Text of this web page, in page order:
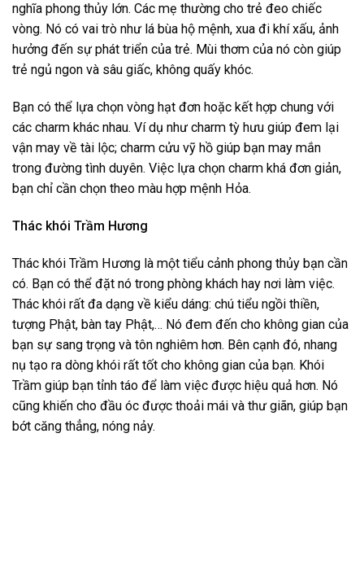
nghĩa phong thủy lớn. Các mẹ thường cho trẻ đeo chiếc
vòng. Nó có vai trò như lá bùa hộ mệnh, xua đi khí xấu, ảnh
hưởng đến sự phát triển của trẻ. Mùi thơm của nó còn giúp
trẻ ngủ ngon và sâu giấc, không quấy khóc.
Bạn có thể lựa chọn vòng hạt đơn hoặc kết hợp chung với
các charm khác nhau. Ví dụ như charm tỳ hưu giúp đem lại
vận may về tài lộc; charm cửu vỹ hồ giúp bạn may mắn
trong đường tình duyên. Việc lựa chọn charm khá đơn giản,
bạn chỉ cần chọn theo màu hợp mệnh Hỏa.
Thác khói Trầm Hương
Thác khói Trầm Hương là một tiểu cảnh phong thủy bạn cần
có. Bạn có thể đặt nó trong phòng khách hay nơi làm việc.
Thác khói rất đa dạng về kiểu dáng: chú tiểu ngồi thiền,
tượng Phật, bàn tay Phật,… Nó đem đến cho không gian của
bạn sự sang trọng và tôn nghiêm hơn. Bên cạnh đó, nhang
nụ tạo ra dòng khói rất tốt cho không gian của bạn. Khói
Trầm giúp bạn tỉnh táo để làm việc được hiệu quả hơn. Nó
cũng khiến cho đầu óc được thoải mái và thư giãn, giúp bạn
bớt căng thẳng, nóng nảy.